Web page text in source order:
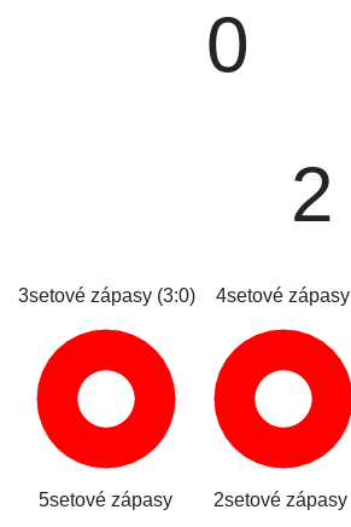
0
2
3setové zápasy (3:0)
4setové zápasy
5setové zápasy 2setové zápasy